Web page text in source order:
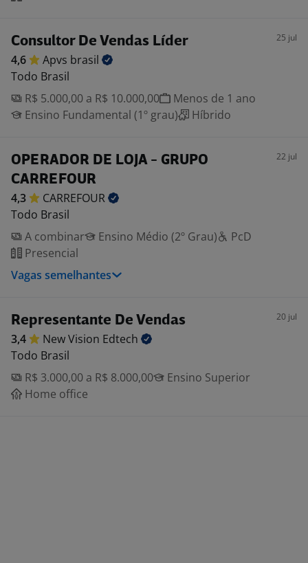
Consultor De Vendas Líder 25 jul
4,6 Apvs brasil
Todo Brasil
R$ 5.000,00 a R$ 10.000,00
Menos de 1 ano
Ensino Fundamental (1º grau)
Híbrido
OPERADOR DE LOJA - GRUPO
CARREFOUR
22 jul
4,3
CARREFOUR
Todo Brasil
A combinar
Ensino Médio (2º Grau)
PcD
Presencial
Vagas semelhantes
Representante De Vendas 20 jul
3,4 New Vision Edtech
Todo Brasil
R$ 3.000,00 a R$ 8.000,00
Ensino Superior
Home office